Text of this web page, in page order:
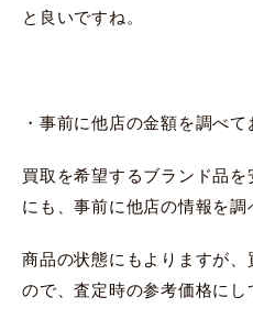
と良いですね。
・事前に他店の金額を調べて
買取を希望するブランド品
にも、事前に他店の情報を調
商品の状態にもよりますが
ので、査定時の参考価格にし